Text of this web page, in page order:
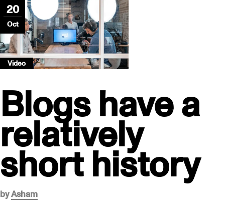
20
Oct
Video
Blogs have a
relatively
short history
byAsham